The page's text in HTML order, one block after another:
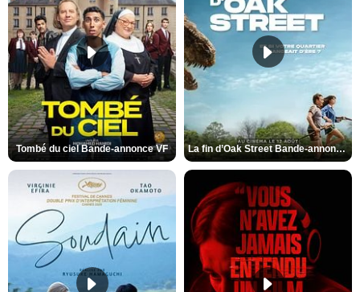
Tombé du ciel Bande-annonce VF La fin d’Oak Street Bande-annonce VO STFR